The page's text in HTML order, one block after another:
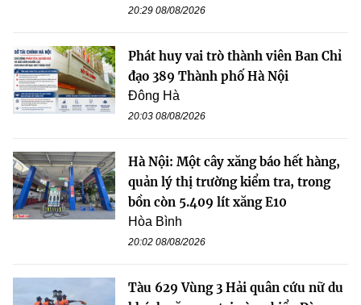
20:29 08/08/2026
Phát huy vai trò thành viên Ban Chỉ
đạo 389 Thành phố Hà Nội
Đông Hà
20:03 08/08/2026
Hà Nội: Một cây xăng báo hết hàng,
quản lý thị trường kiểm tra, trong
bồn còn 5.409 lít xăng E10
Hòa Bình
20:02 08/08/2026
Tàu 629 Vùng 3 Hải quân cứu nữ du